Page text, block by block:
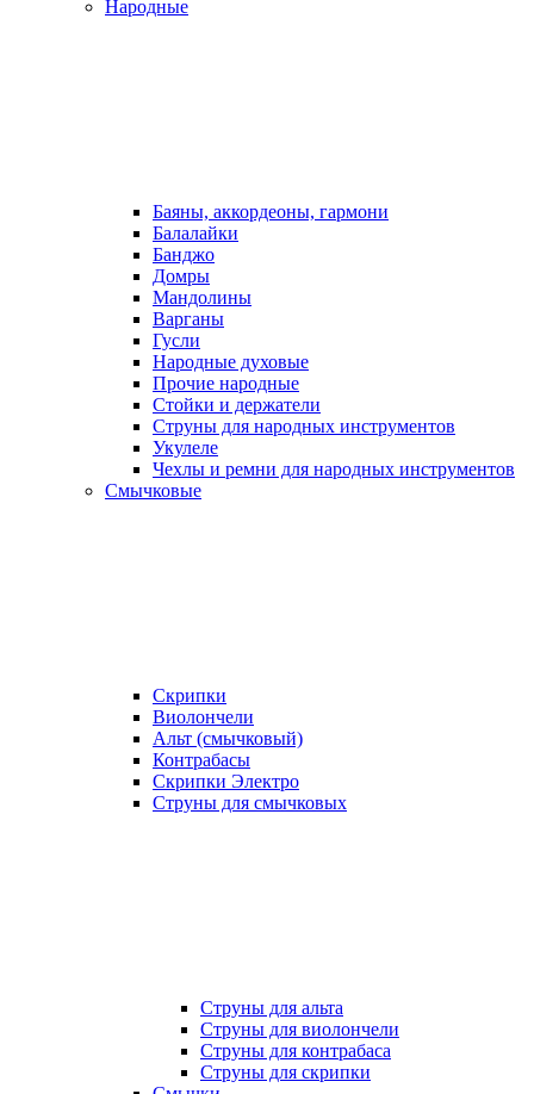
Народные
Баяны, аккордеоны, гармони
Балалайки
Банджо
Домры
Мандолины
Варганы
Гусли
Народные духовые
Прочие народные
Стойки и держатели
Струны для народных инструментов
Укулеле
Чехлы и ремни для народных инструментов
Смычковые
Скрипки
Виолончели
Альт (смычковый)
Контрабасы
Скрипки Электро
Струны для смычковых
Струны для альта
Струны для виолончели
Струны для контрабаса
Струны для скрипки